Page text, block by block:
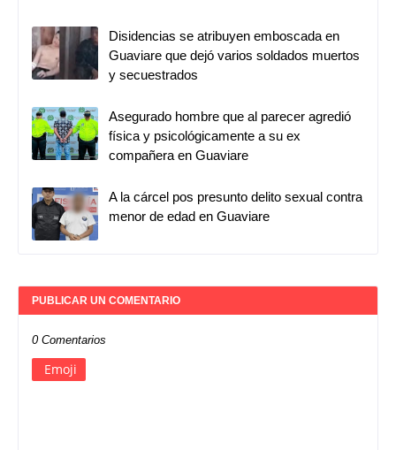
Disidencias se atribuyen emboscada en
Guaviare que dejó varios soldados muertos
y secuestrados
Asegurado hombre que al parecer agredió
física y psicológicamente a su ex
compañera en Guaviare
A la cárcel pos presunto delito sexual contra
menor de edad en Guaviare
PUBLICAR UN COMENTARIO
0 Comentarios
Emoji